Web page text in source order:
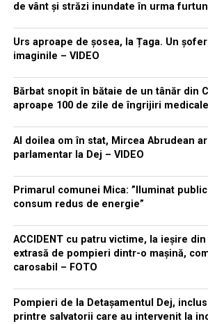
de vânt și străzi inundate în urma
Urs aproape de șosea, la Țaga. Un
imaginile – VIDEO
Bărbat snopit în bătaie de un tânăr din
aproape 100 de zile de îngrijiri medicale
Al doilea om în stat, Mircea Abrudean
parlamentar la Dej – VIDEO
Primarul comunei Mica: ”Iluminat
consum redus de energie”
ACCIDENT cu patru victime, la ieșire
extrasă de pompieri dintr-o mașină,
carosabil – FOTO
Pompieri de la Detașamentul Dej,
printre salvatorii care au intervenit la